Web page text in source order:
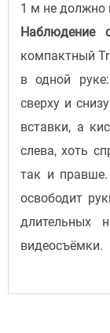
1 м не должно
Наблюдение
компактный
в одной
сверху и
вставки, а
слева, хоть
так и
освободит
длительных
видеосъёмки.